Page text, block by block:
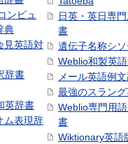
ンピュ
典
見英語対
辞書
英辞書
ム表現辞
日英・英日専
書
遺伝子名称シ
Weblio和製英
メール英語例
最強のスラン
Weblio専門用
書
Wiktionary英語